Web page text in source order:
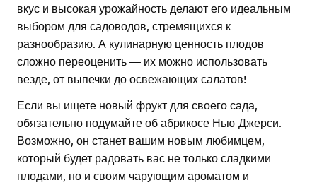
вкус и высокая урожайность делают его идеальным
выбором для садоводов, стремящихся к
разнообразию. А кулинарную ценность плодов
сложно переоценить — их можно использовать
везде, от выпечки до освежающих салатов!
Если вы ищете новый фрукт для своего сада,
обязательно подумайте об абрикосе Нью-Джерси.
Возможно, он станет вашим новым любимцем,
который будет радовать вас не только сладкими
плодами, но и своим чарующим ароматом и